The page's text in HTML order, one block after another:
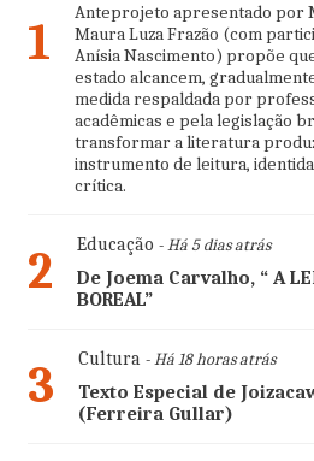
1
Anteprojeto apresentado por
Maura Luza Frazão (com
Anísia Nascimento) propõe
estado alcancem,
medida respaldada por
acadêmicas e pela legislação
transformar a literatura
instrumento de leitura,
crítica.
2 Educação - Há 5 dias atrás
De Joema Carvalho, “ A
BOREAL”
3 Cultura- Há 18 horas atrás
Texto Especial de
(Ferreira Gullar)